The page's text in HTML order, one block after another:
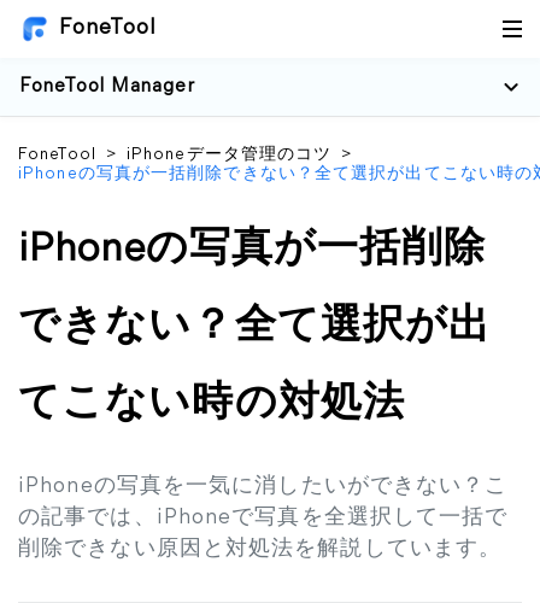
FoneTool
FoneTool Manager
FoneTool > iPhoneデータ管理のコツ
>
iPhoneの写真が一括削除できない？全て選択が出てこない時の
iPhoneの写真が一括削除
できない？全て選択が出
てこない時の対処法
iPhoneの写真を一気に消したいができない？こ
の記事では、iPhoneで写真を全選択して一括で
削除できない原因と対処法を解説しています。